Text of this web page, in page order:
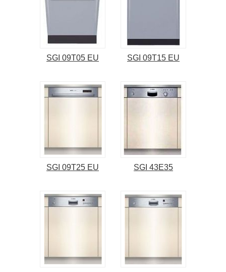
SGI 09T05 EU SGI 09T15 EU
SGI 09T25 EU SGI 43E35